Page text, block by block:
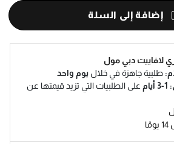
إضافة إلى السلة
لافاييت دبي مول
طلبية جاهزة في خلال يوم واحد
على الطلبيات التي تزيد قيمتها عن